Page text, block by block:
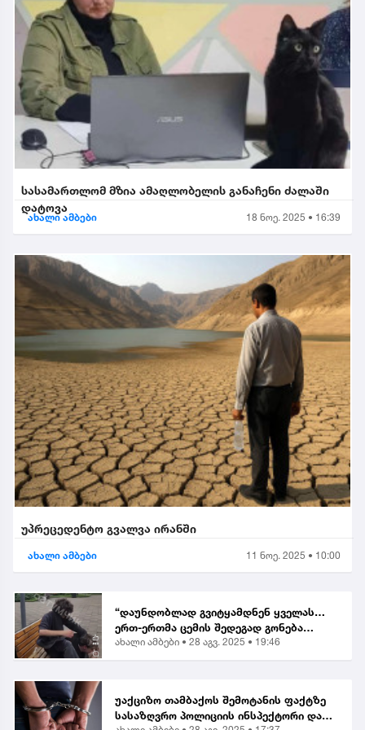
სასამართლომ მზია ამაღლობელის განაჩენი ძალაში
დატოვა
ახალი ამბები 18 ნოე. 2025 • 16:39
უპრეცედენტო გვალვა ირანში
ახალი ამბები 11 ნოე. 2025 • 10:00
“დაუნდობლად გვიტყამდნენ ყველას…
ერთ-ერთმა ცემის შედეგად გონება
დაკარგა” | მოქალაქე ბათუმში მომხდარ
ახალი ამბები • 28 აგვ. 2025 • 19:46
უაქციზო თამბაქოს შემოტანის ფაქტზე
სასაზღვრო პოლიციის ინსპექტორი და